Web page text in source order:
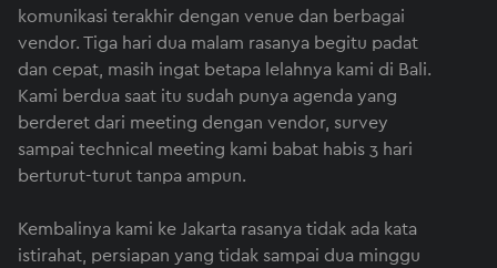
komunikasi terakhir dengan venue dan berbagai
vendor. Tiga hari dua malam rasanya begitu padat
dan cepat, masih ingat betapa lelahnya kami di Bali.
Kami berdua saat itu sudah punya agenda yang
berderet dari meeting dengan vendor, survey
sampai technical meeting kami babat habis 3 hari
berturut-turut tanpa ampun.
Kembalinya kami ke Jakarta rasanya tidak ada kata
istirahat, persiapan yang tidak sampai dua minggu